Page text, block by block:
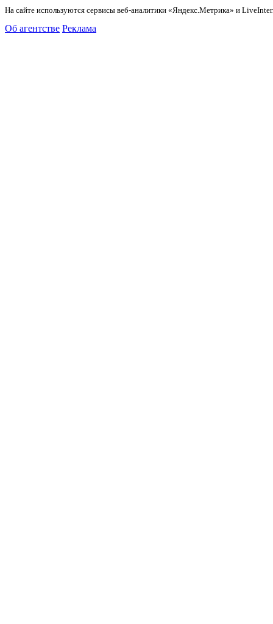
На сайте используются сервисы веб-аналитики «Яндекс.Метрика» и
Об агентстве Реклама